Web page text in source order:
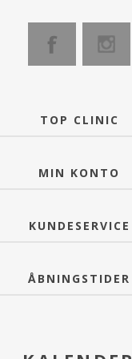
TOP CLINIC
MIN KONTO
KUNDESERVICE
ÅBNINGSTIDER